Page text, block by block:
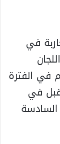
في
في الفترة
المقبل في
السادسة